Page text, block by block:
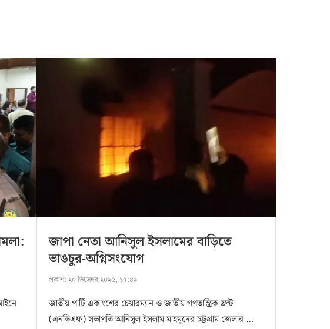
জাপা নেতা আনিসুল ইসলামের বাড়িতে
ভাঙচুর-অগ্নিসংযোগ
প্রকাশ: ২০ ডিসেম্বর ২০২৫, ১৭:৪৯
জাতীয় পার্টি একাংশের চেয়ারম্যান ও জাতীয় গণতান্ত্রিক ফ্রন্ট
(এনডিএফ) সভাপতি আনিসুল ইসলাম মাহমুদের চট্টগ্রাম জেলার …